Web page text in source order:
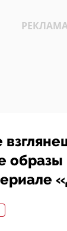
образы